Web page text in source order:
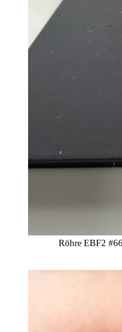
Röhre EBF2